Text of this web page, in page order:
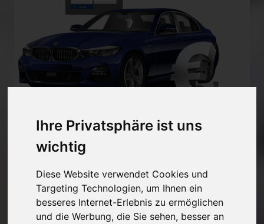
Ihre Privatsphäre ist uns
wichtig
Diese Website verwendet Cookies und
Targeting Technologien, um Ihnen ein
besseres Internet-Erlebnis zu ermöglichen
und die Werbung, die Sie sehen, besser an
Angebot einholen
info@auto-ankauf-24.de
Kostenlose Autoabholung
Unverbindlichen Verkaufspreis anfragen
2